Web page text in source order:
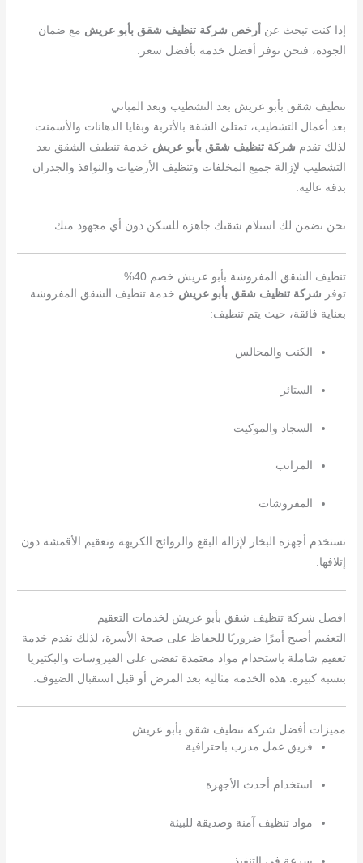
إذا كنت تبحث عن أرخص شركة تنظيف شقق بأبو عريش مع ضمان
الجودة، فنحن نوفر أفضل خدمة بأفضل سعر.
تنظيف شقق بأبو عريش بعد التشطيب وبعد المباني
بعد أعمال التشطيب، تمتلئ الشقة بالأتربة وبقايا الدهانات والأسمنت.
لذلك تقدم شركة تنظيف شقق بأبو عريش خدمة تنظيف الشقق بعد
التشطيب لإزالة جميع المخلفات وتنظيف الأرضيات والنوافذ والجدران
بدقة عالية.
نحن نضمن لك استلام شقتك جاهزة للسكن دون أي مجهود منك.
تنظيف الشقق المفروشة بأبو عريش خصم 40%
توفر شركة تنظيف شقق بأبو عريش خدمة تنظيف الشقق المفروشة
بعناية فائقة، حيث يتم تنظيف:
الكنب والمجالس
الستائر
السجاد والموكيت
المراتب
المفروشات
نستخدم أجهزة البخار لإزالة البقع والروائح الكريهة وتعقيم الأقمشة دون
إتلافها.
افضل شركة تنظيف شقق بأبو عريش لخدمات التعقيم
التعقيم أصبح أمرًا ضروريًا للحفاظ على صحة الأسرة، لذلك نقدم خدمة
تعقيم شاملة باستخدام مواد معتمدة تقضي على الفيروسات والبكتيريا
بنسبة كبيرة. هذه الخدمة مثالية بعد المرض أو قبل استقبال الضيوف.
مميزات أفضل شركة تنظيف شقق بأبو عريش
فريق عمل مدرب باحترافية
استخدام أحدث الأجهزة
مواد تنظيف آمنة وصديقة للبيئة